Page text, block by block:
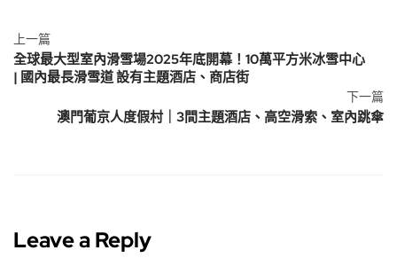
上一篇
全球最大型室內滑雪場2025年底開幕！10萬平方米冰雪中心
| 國內最長滑雪道 設有主題酒店、商店街
下一篇
澳門葡京人度假村｜3間主題酒店、高空滑索、室內跳傘
Leave a Reply